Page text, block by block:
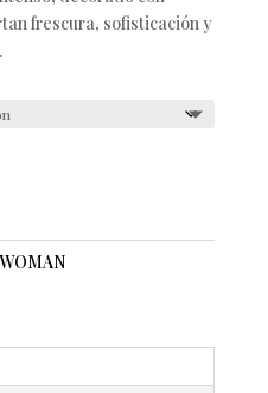
frescura, sofisticación y
WOMAN